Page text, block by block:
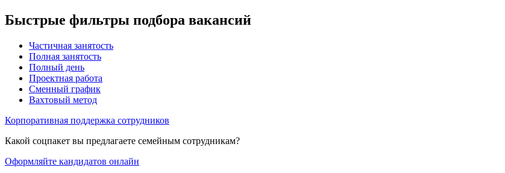
Быстрые фильтры подбора вакансий
Частичная занятость
Полная занятость
Полный день
Проектная работа
Сменный график
Вахтовый метод
Корпоративная поддержка сотрудников
Какой соцпакет вы предлагаете семейным сотрудникам?
Оформляйте кандидатов онлайн